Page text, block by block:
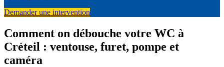
Demander une intervention
Comment on débouche votre WC à
Créteil : ventouse, furet, pompe et
caméra